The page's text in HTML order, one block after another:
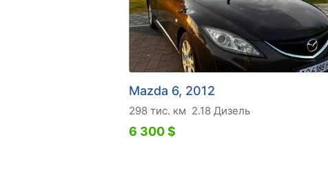
Mazda 6, 2012
298 тис. км 2.18 Дизель
6 300 $